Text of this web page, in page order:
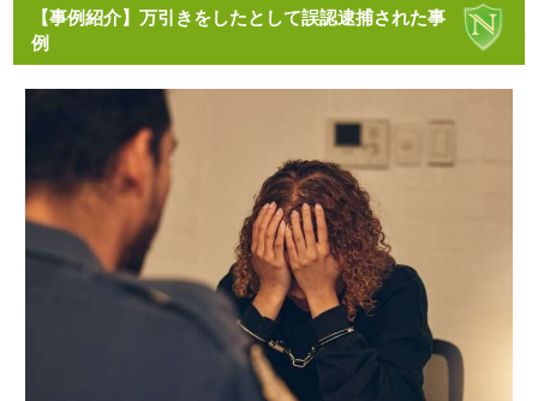
【事例紹介】万引きをしたとして誤認逮捕された事
例